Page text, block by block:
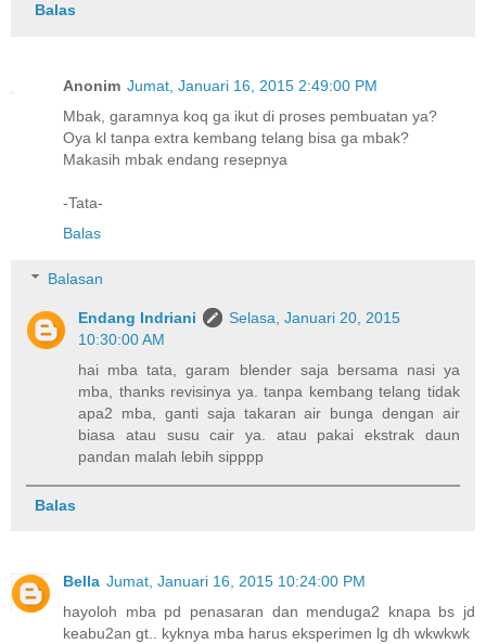
Balas
Anonim Jumat, Januari 16, 2015 2:49:00 PM
Mbak, garamnya koq ga ikut di proses pembuatan ya?
Oya kl tanpa extra kembang telang bisa ga mbak?
Makasih mbak endang resepnya
-Tata-
Balas
Balasan
Endang Indriani
Selasa, Januari 20, 2015
10:30:00 AM
hai mba tata, garam blender saja bersama nasi ya
mba, thanks revisinya ya. tanpa kembang telang tidak
apa2 mba, ganti saja takaran air bunga dengan air
biasa atau susu cair ya. atau pakai ekstrak daun
pandan malah lebih sipppp
Balas
Bella Jumat, Januari 16, 2015 10:24:00 PM
hayoloh mba pd penasaran dan menduga2 knapa bs jd
keabu2an gt.. kyknya mba harus eksperimen lg dh wkwkwk